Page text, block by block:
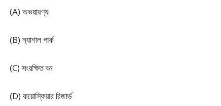
(A) অভয়ারণ্য
(B) ন্যাশাল পার্ক
(C) সংরক্ষিত বন
(D) বায়োস্ফিয়ার রিজার্ভ